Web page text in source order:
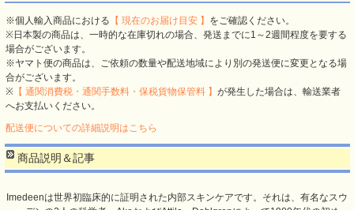
※個人輸入商品における 【 現在のお届け目安 】 をご確認ください。
※日本製の商品は、一時的な在庫切れの場合、発送までに1～2週間程度を要する
場合がございます。
※ヤマト便の商品は、ご依頼の数量や配送地域により別の発送便に変更となる場
合がございます。
※ 【 通関消費税・通関手数料・保税貨物保管料 】 が発生した場合は、輸送業者
へお支払いください。
配送便についての詳細説明はこちら
商品説明＆記事
Imedeenは世界初臨床的に証明された内部スキンケアです。それは、有名なスウ